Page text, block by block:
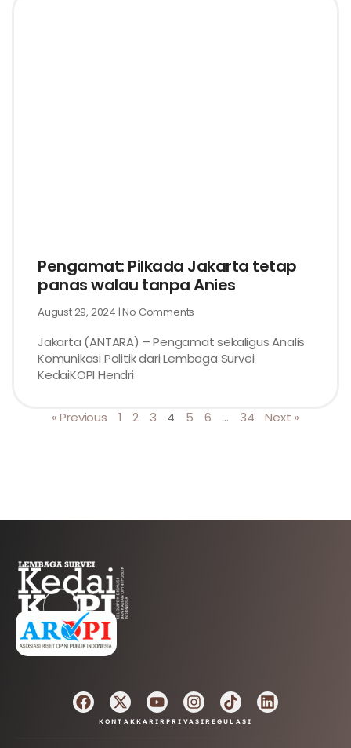
Pengamat: Pilkada Jakarta tetap
panas walau tanpa Anies
August 29, 2024 No Comments
Jakarta (ANTARA) – Pengamat sekaligus Analis
Komunikasi Politik dari Lembaga Survei
KedaiKOPI Hendri
« Previous 1 2 3 4 5 6 … 34 Next »
AFILIASI
KONTAK KARIRPRIVASI REGULASI